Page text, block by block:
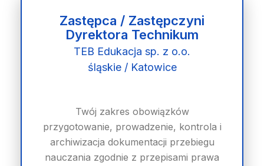
Zastępca / Zastępczyni
Dyrektora Technikum
TEB Edukacja sp. z o.o.
śląskie / Katowice
Twój zakres obowiązków
przygotowanie, prowadzenie, kontrola i
archiwizacja dokumentacji przebiegu
nauczania zgodnie z przepisami prawa